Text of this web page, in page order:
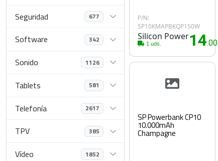
Seguridad 677
Software 342
Sonido 1126
Tablets 581
Telefonía 2617
TPV 385
Vídeo 1852
P/N:
SP10KMAPBKQP150W
Silicon Power
1 uds. 14.00€
SP Powerbank CP10
10.000mAh
Champagne